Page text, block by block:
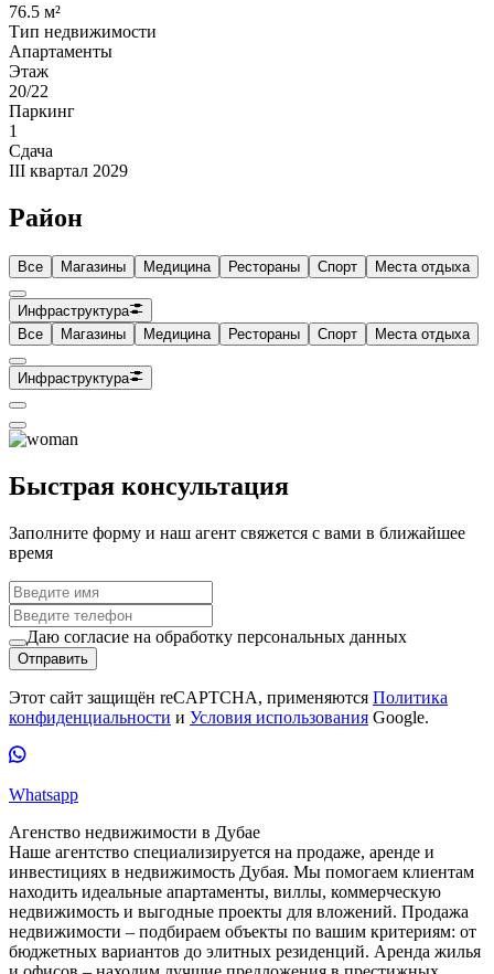
76.5 м²
Тип недвижимости
Апартаменты
Этаж
20/22
Паркинг
1
Сдача
III квартал 2029
Район
Все Магазины Медицина Рестораны Спорт Места отдыха
Инфраструктура
Все
Магазины Медицина Рестораны Спорт Места отдыха
Инфраструктура
Быстрая консультация
Заполните форму и наш агент свяжется с вами в ближайшее
время
Даю согласие на обработку персональных данных
Отправить
Этот сайт защищён reCAPTCHA, применяются Политика
конфиденциальности и Условия использования Google.
Whatsapp
Агенство недвижимости в Дубае
Наше агентство специализируется на продаже, аренде и
инвестициях в недвижимость Дубая. Мы помогаем клиентам
находить идеальные апартаменты, виллы, коммерческую
недвижимость и выгодные проекты для вложений. Продажа
недвижимости – подбираем объекты по вашим критериям: от
бюджетных вариантов до элитных резиденций. Аренда жилья